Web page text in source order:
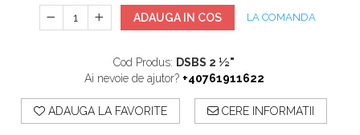
Diverse Dispozitive De
Filtre Si Sorburi
Pulberi De Stingere
Sisteme De Avertizare
ADAUGA IN COS LA COMANDA
Cod Produs: DSBS 2 ½"
Ai nevoie de ajutor? +40761911622
ADAUGA LA FAVORITE CERE INFORMATII